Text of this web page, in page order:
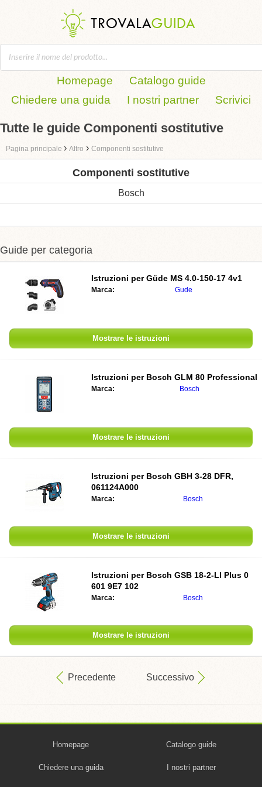
Homepage
Catalogo guide
Chiedere una guida
I nostri partner Scrivici
Tutte le guide Componenti sostitutive
Pagina principale › Altro › Componenti sostitutive
Componenti sostitutive
Bosch
Guide per categoria
Istruzioni perGüde MS 4.0-150-17 4v1
Marca: Gude
Mostrare le istruzioni
Istruzioni per Bosch GLM 80 Professional
Marca: Bosch
Mostrare le istruzioni
Istruzioni per Bosch GBH 3-28 DFR,
061124A000
Marca: Bosch
Mostrare le istruzioni
Istruzioni per Bosch GSB 18-2-LI Plus 0
601 9E7 102
Marca: Bosch
Mostrare le istruzioni
Precedente Successivo
Homepage Catalogo guide
Chiedere una guida I nostri partner